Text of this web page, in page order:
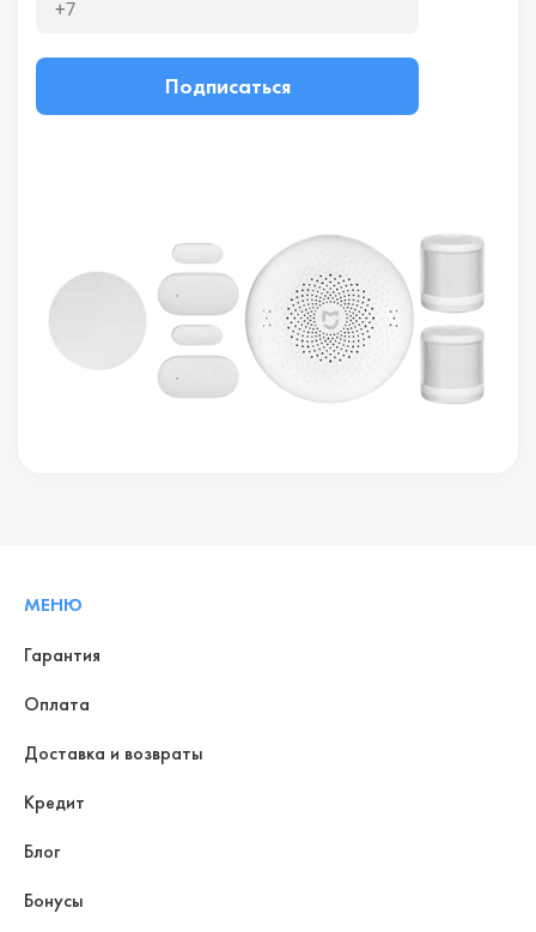
Подписаться
МЕНЮ
Гарантия
Оплата
Доставка и возвраты
Кредит
Блог
Бонусы